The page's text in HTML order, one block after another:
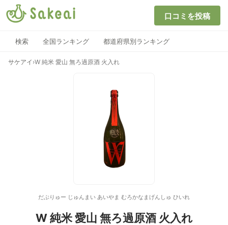
口コミを投稿
検索 全国ランキング 都道府県別ランキング
サケアイ ›W 純米 愛山 無ろ過原酒 火入れ
だぶりゅー じゅんまい あいやま むろかなまげんしゅ ひいれ
W 純米 愛山 無ろ過原酒 火入れ